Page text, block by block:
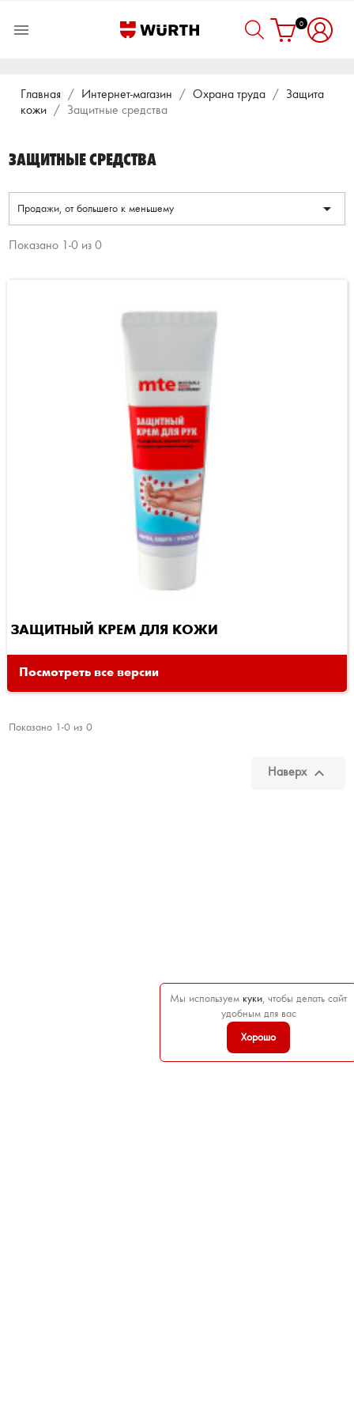
Мы используем куки, чтобы делать сайт
удобным для вас
Хорошо
 0
Главная Интернет-магазин Охрана труда
Защита
кожи
Защитные средства
ЗАЩИТНЫЕ СРЕДСТВА
Продажи, от большего к меньшему 
Показано 1-0 из 0
ЗАЩИТНЫЙ КРЕМ ДЛЯ КОЖИ
Посмотреть все версии
Показано 1-0 из 0
Наверх 